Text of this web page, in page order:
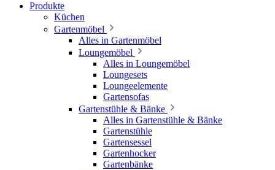
Produkte
Küchen
Gartenmöbel
Alles in Gartenmöbel
Loungemöbel
Alles in Loungemöbel
Loungesets
Loungeelemente
Gartensofas
Gartenstühle & Bänke
Alles in Gartenstühle & Bänke
Gartenstühle
Gartensessel
Gartenhocker
Gartenbänke